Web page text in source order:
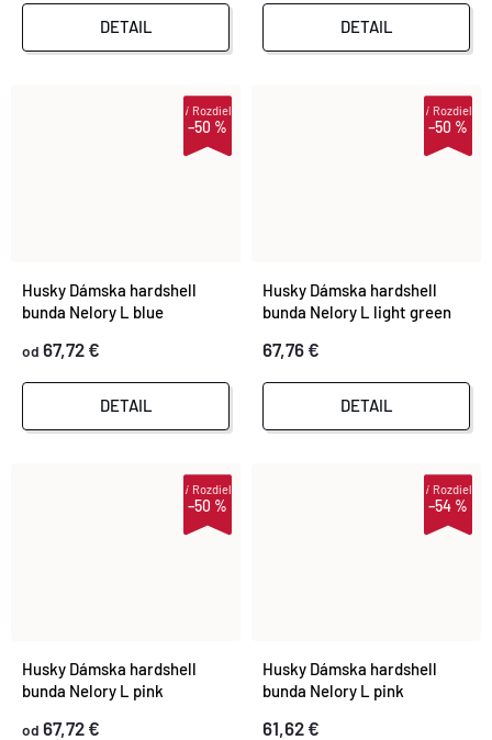
DETAIL DETAIL
–50 %
iRozdiel
Husky Dámska hardshell
bunda Nelory L blue
od 67,72 €
DETAIL
–50 %
iRozdiel
Husky Dámska hardshell
bunda Nelory L light green
67,76 €
DETAIL
–50 %
iRozdiel
Husky Dámska hardshell
bunda Nelory L pink
od 67,72 €
–54 %
iRozdiel
Husky Dámska hardshell
bunda Nelory L pink
61,62 €